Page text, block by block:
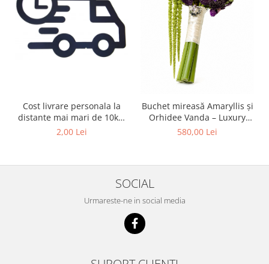
Cost livrare personala la
distante mai mari de 10km
de Iasi
2,00 Lei
Buchet mireasă Amaryllis și
Orhidee Vanda – Luxury
Wedding Iași
580,00 Lei
SOCIAL
Urmareste-ne in social media